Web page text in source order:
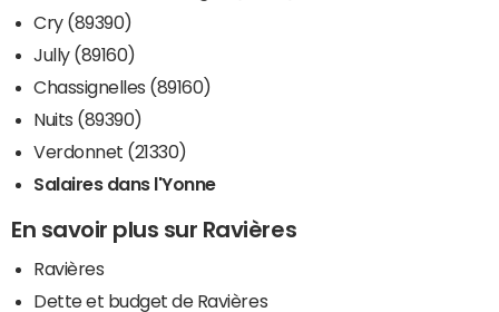
Cry (89390)
Jully (89160)
Chassignelles (89160)
Nuits (89390)
Verdonnet (21330)
Salaires dans l'Yonne
En savoir plus sur Ravières
Ravières
Dette et budget de Ravières